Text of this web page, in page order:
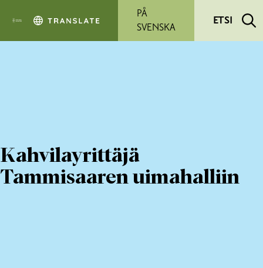
PÅ
SVENSKA
ETSI
Kahvilayrittäjä
Tammisaaren uimahalliin